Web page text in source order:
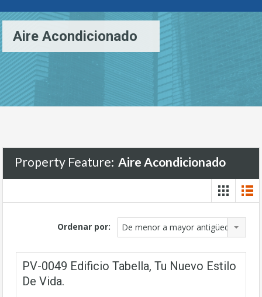
Aire Acondicionado
Property Feature: Aire Acondicionado
Ordenar por: De menor a mayor antigüedad
PV-0049 Edificio Tabella, Tu Nuevo Estilo
De Vida.